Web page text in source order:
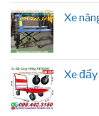
Xe
Xe